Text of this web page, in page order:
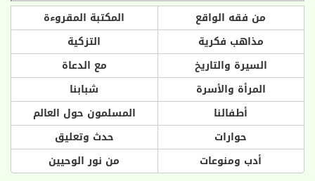
من فقه الواقع
المكتبة المقروءة
مذاهب فكرية
التزكية
السيرة والتاريخ
مع الدعاة
المرأة والأسرة
شبابنا
أطفالنا
المسلمون حول العالم
حوارات
حدث وتعليق
أدب ومنوعات
من نور الوحيين